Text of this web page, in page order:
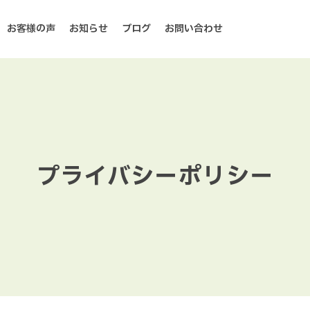
お客様の声 お知らせ ブログ お問い合わせ
プライバシーポリシー